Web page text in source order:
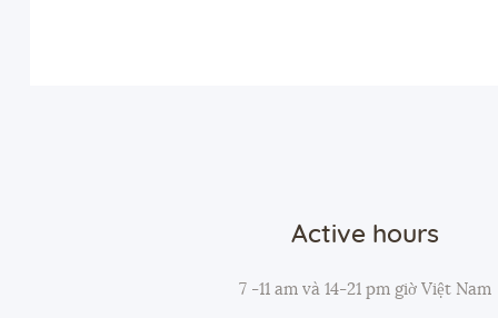
Active hours
7 -11 am và 14-21 pm giờ Việt Nam